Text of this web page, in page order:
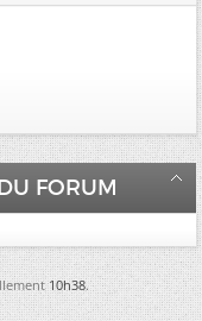
FORUM
10h38.